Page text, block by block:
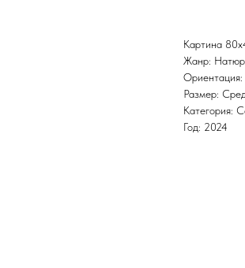
Картина
Жанр:
Ориентация:
Размер:
Категория:
Год: 2024